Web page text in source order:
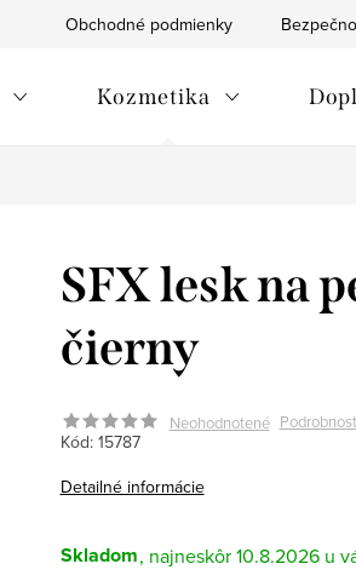
Obchodné podmienky
Kozmetika
SFX lesk na
čierny
Neohodnotené
Kód: 15787
Detailné informácie
Skladom 10.8.2026